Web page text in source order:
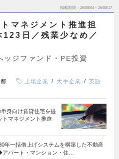
掲載期間 26/08/04～26/08/17
マネジメント推進担
日／残業少なめ／
ッジファンド・PE投資
上場企業 大手企業
英語
身向け賃貸住宅を提
ジメント推進
年一括借上げシステムを構築した不動産
パート・マンション・住…